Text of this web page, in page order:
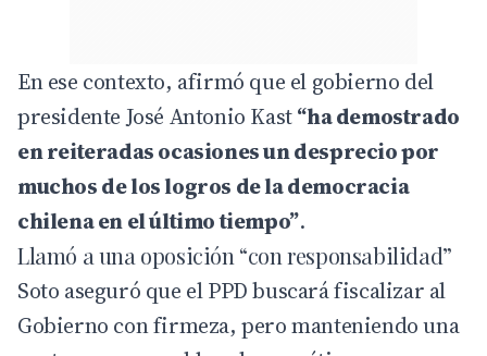
En ese contexto, afirmó que el gobierno del
presidente José Antonio Kast“ha demostrado
en reiteradas ocasiones un desprecio por
muchos de los logros de la democracia
chilena en el último tiempo”.
Llamó a una oposición “con responsabilidad”
Soto aseguró que el PPD buscará fiscalizar al
Gobierno con firmeza, pero manteniendo una